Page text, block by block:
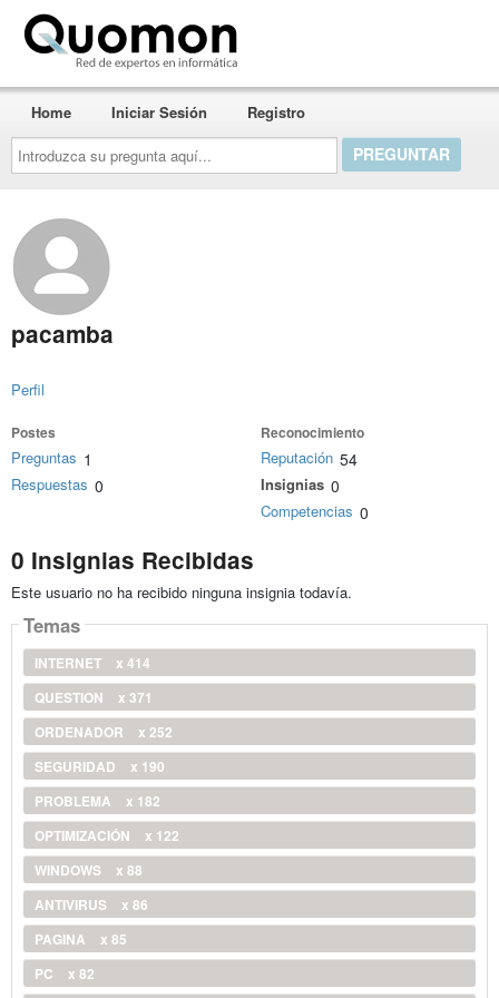
Introduzca
su
pregunta
aquí...
Home Iniciar Sesión Registro
pacamba
Perfil
Postes
Preguntas 1
Respuestas 0
Reconocimiento
Reputación 54
Insignias 0
Competencias 0
0 Insignias Recibidas
Este usuario no ha recibido ninguna insignia todavía.
Temas
INTERNET
x 414
QUESTION
x 371
ORDENADOR
x 252
SEGURIDAD
x 190
PROBLEMA
x 182
OPTIMIZACIÓN
x 122
WINDOWS
x 88
ANTIVIRUS
x 86
PAGINA
x 85
PC
x 82